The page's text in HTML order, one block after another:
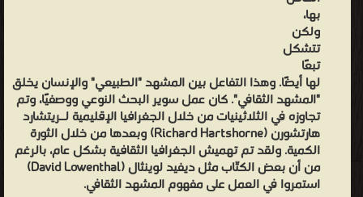
مايك كرانغ - ❰ له مجموعة من الإنجازات والمؤلفات أبرزها ❞ الجغرافيا
الثقافية ❝ الناشرين : ❞ المجلس الوطني للثقافة والفنون والآداب ❝ ❱
من علم الجغرافيا الثقافية كتب علم الجغرافيا البشرية - مكتبة الكتب
العلمية.
بها،
ولكن
تتشكل
تبعًا
لها أيضًا. وهذا التفاعل بين المشهد "الطبيعي" والإنسان يخلق
"المشهد الثقافي". كان عمل سوير البحث النوعي ووصفيًا، وتم
تجاوزه في الثلاثينيات من خلال الجغرافيا الإقليمية لـريتشارد
هارتشورن (Richard Hartshorne) وبعدها من خلال الثورة
الكمية. ولقد تم تهميش الجغرافيا الثقافية بشكل عام، بالرغم
من أن بعض الكتّاب مثل ديفيد لوينثال (David Lowenthal)
استمروا في العمل على مفهوم المشهد الثقافي.